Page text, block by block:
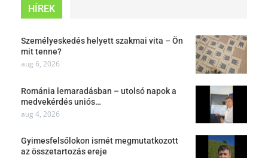
HÍREK
Személyeskedés helyett szakmai vita – Ön
mit tenne?
aug 6, 2026
Románia lemaradásban – utolsó napok a
medvekérdés uniós…
aug 4, 2026
Gyimesfelsőlokon ismét megmutatkozott
az összetartozás ereje